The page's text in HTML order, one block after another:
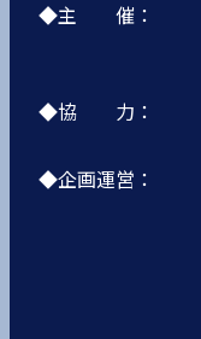
◆主 催：
◆協 力：
◆企画運営：